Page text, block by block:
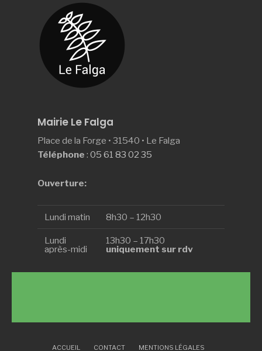
Mairie Le Falga
Place de la Forge • 31540 • Le Falga
Téléphone : 05 61 83 02 35
Ouverture:
Lundi matin 8h30 – 12h30
Lundi
après-midi
13h30 – 17h30
uniquement sur rdv
ACCUEIL CONTACT MENTIONS LÉGALES